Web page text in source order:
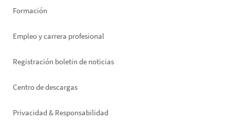
Formación
Empleo y carrera profesional
Registración boletin de noticias
Footer
Centro de descargas
Privacidad & Responsabilidad